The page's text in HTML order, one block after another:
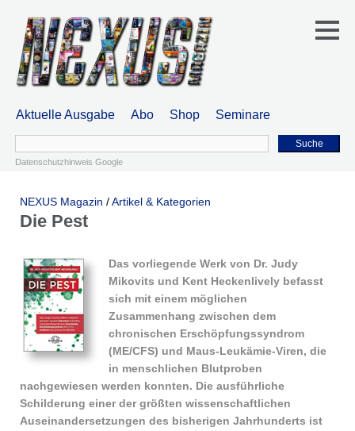
Aktuelle Ausgabe Abo Shop Seminare
Suche
Datenschutzhinweis Google
NEXUS Magazin /Artikel & Kategorien
Die Pest
Das vorliegende Werk von Dr. Judy
Mikovits und Kent Heckenlively befasst
sich mit einem möglichen
Zusammenhang zwischen dem
chronischen Erschöpfungssyndrom
(ME/CFS) und Maus-Leukämie-Viren, die
in menschlichen Blutproben
nachgewiesen werden konnten. Die ausführliche
Schilderung einer der größten wissenschaftlichen
Auseinandersetzungen des bisherigen Jahrhunderts ist